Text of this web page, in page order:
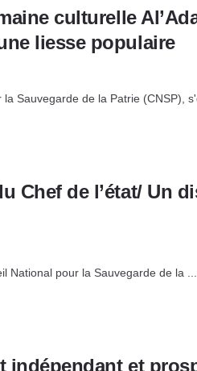
culturelle
liesse populaire
Sauvegarde de la Patrie (CNSP),
Chef de l’état/ Un
National pour la Sauvegarde de la ...
indépendant et